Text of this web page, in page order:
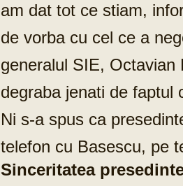
am dat tot ce stiam,
de vorba cu cel ce a
generalul SIE, Octavian
degraba jenati de faptul
Ni s-a spus ca
telefon cu Basescu, pe
Sinceritatea